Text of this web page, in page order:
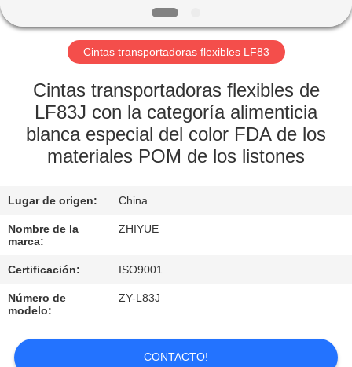
NOSOTROS
RECORRIDO
POR
FÁBRICA
DE
CALIDAD
CONTACTA
CON
NOSOTROS
Cintas transportadoras flexibles LF83
Cintas transportadoras flexibles de
LF83J con la categoría alimenticia
blanca especial del color FDA de los
materiales POM de los listones
Lugar de origen: China
Nombre de la
marca:
ZHIYUE
Certificación: ISO9001
Número de
modelo:
ZY-L83J
CONTACTO!